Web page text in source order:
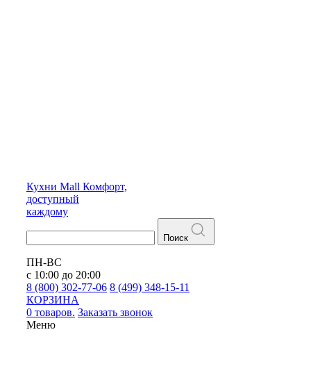
Кухни Mall Комфорт,
доступный
каждому
Поиск
ПН-ВС
с 10:00 до 20:00
8 (800) 302-77-06 8 (499) 348-15-11
КОРЗИНА
0 товаров. Заказать звонок
Меню